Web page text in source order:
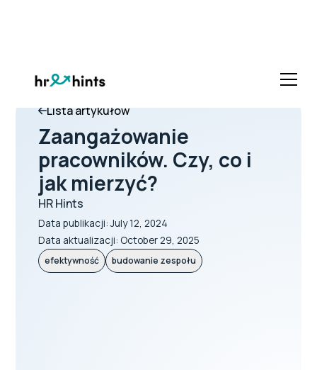
Lista artykułów
Zaangażowanie
pracowników. Czy, co i
jak mierzyć?
HR Hints
Data publikacji: July 12, 2024
Data aktualizacji: October 29, 2025
efektywność budowanie zespołu